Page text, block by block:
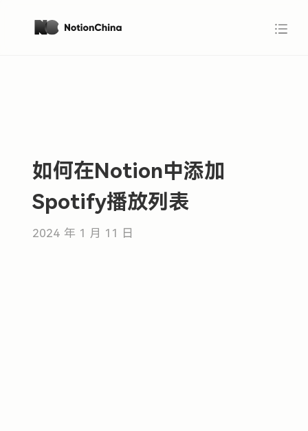
如何在Notion中添加
Spotify播放列表
2024 年 1 月 11 日